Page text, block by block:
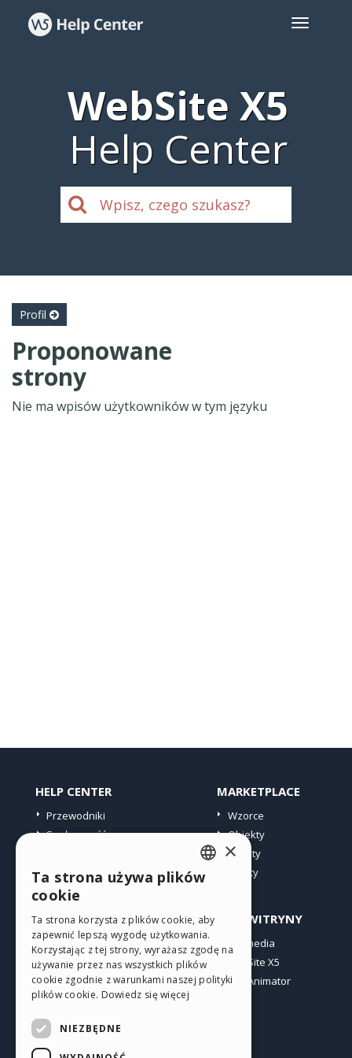
WebSite X5
Help Center
Profil
Proponowane
strony
Nie ma wpisów użytkowników w tym języku
HELP CENTER
Przewodniki
Społeczność
MARKETPLACE
Wzorce
Obiekty
Punkty
Oferty
PROFIL
Moje wpisy
Moje licencje
Pobieranie
Web hosting
INNE WITRYNY
Incomedia
WebSite X5
WebAnimator
ENGLISH
GERMAN
SPANISH
PORTUGUESE
×
Ta strona używa plików
cookie
Ta strona korzysta z plików cookie, aby
zapewnić lepszą wygodę użytkowania.
Korzystając z tej strony, wyrażasz zgodę na
używanie przez nas wszystkich plików
cookie zgodnie z warunkami naszej polityki
plików cookie. Dowiedz się więcej
NIEZBĘDNE